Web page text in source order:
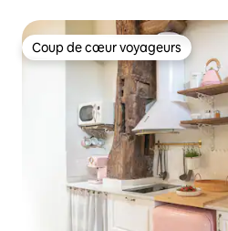
Coup de cœur voyageurs
Coup de cœur voyageurs